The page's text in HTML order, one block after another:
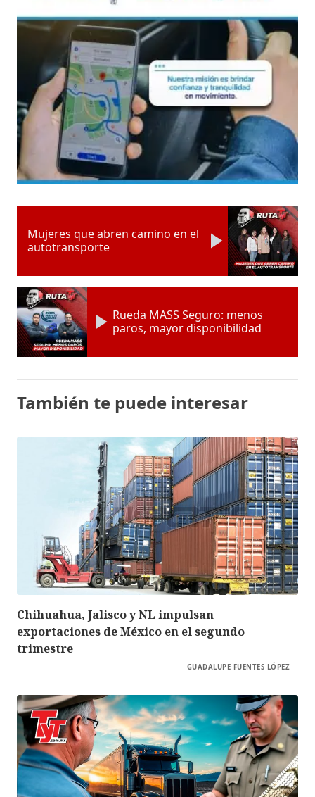
Mujeres que abren camino en el
autotransporte
Rueda MASS Seguro: menos
paros, mayor disponibilidad
También te puede interesar
Chihuahua, Jalisco y NL impulsan
exportaciones de México en el segundo
trimestre
GUADALUPE FUENTES LÓPEZ